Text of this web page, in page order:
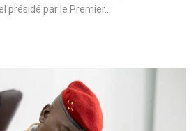
présidé par le Premier…